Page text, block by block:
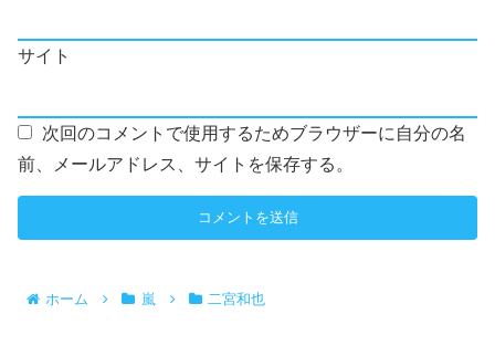
サイト
次回のコメントで使用するためブラウザーに自分の名
前、メールアドレス、サイトを保存する。
ホーム 嵐 二宮和也